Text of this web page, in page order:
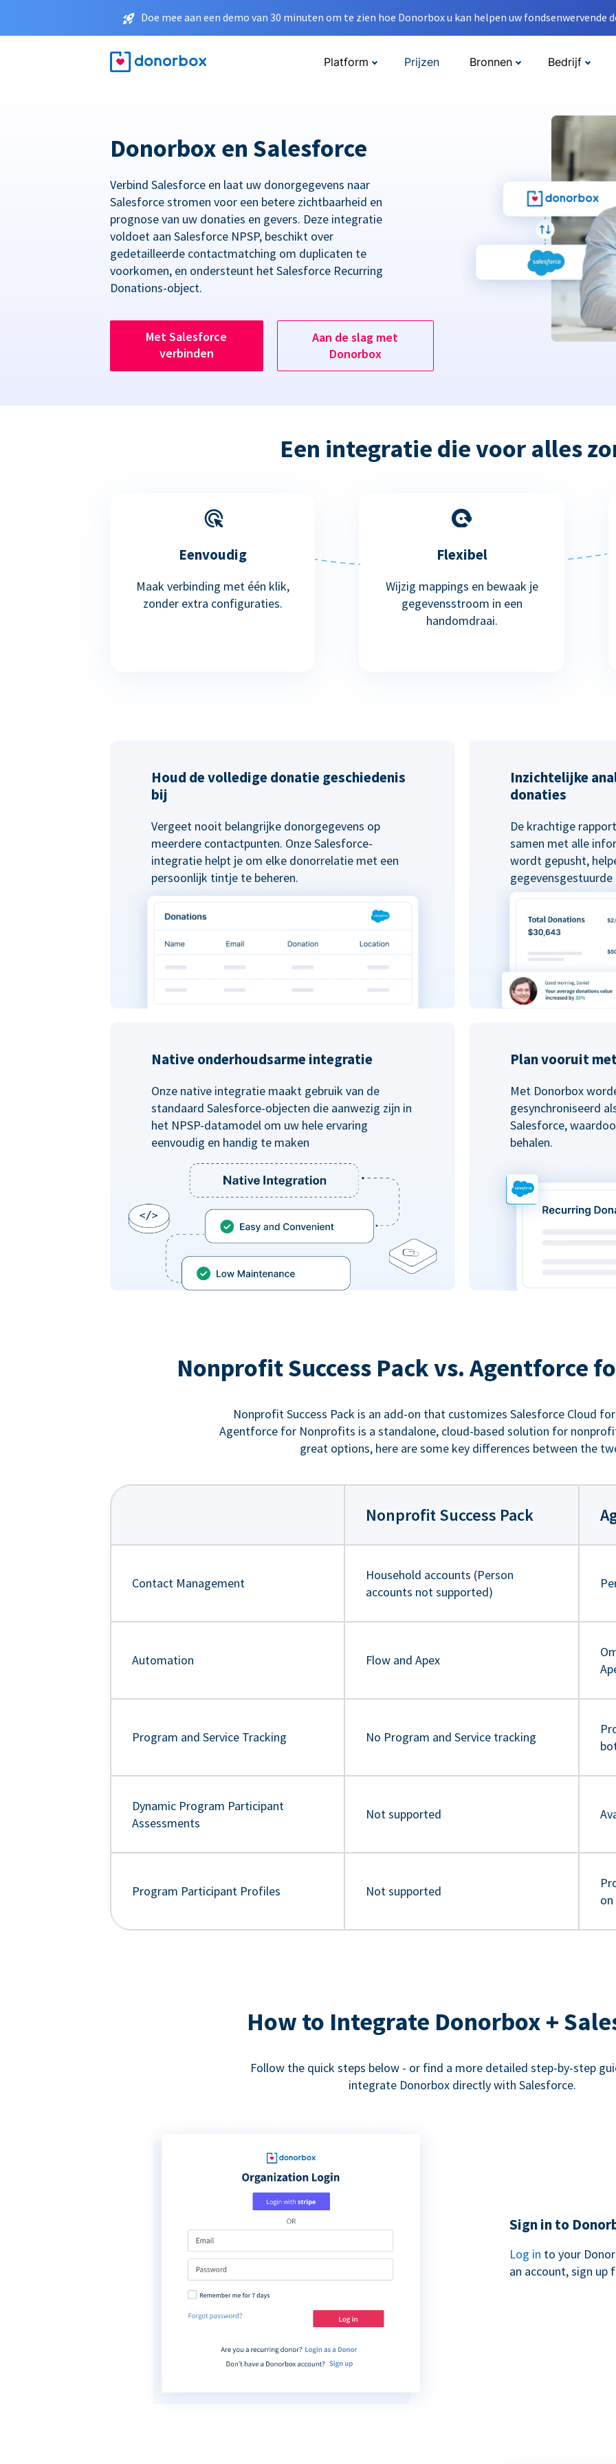
Doe mee aan een demo van 30 minuten om te zien hoe Donorbox u kan helpen uw fondsenwervende
Platform Prijzen Bronnen Bedrijf
Donorbox en Salesforce
Verbind Salesforce en laat uw donorgegevens naar
Salesforce stromen voor een betere zichtbaarheid en
prognose van uw donaties en gevers. Deze integratie
voldoet aan Salesforce NPSP, beschikt over
gedetailleerde contactmatching om duplicaten te
voorkomen, en ondersteunt het Salesforce Recurring
Donations-object.
Met Salesforce
verbinden
Aan de slag met
Donorbox
Een integratie die voor alles
Eenvoudig
Maak verbinding met één klik,
zonder extra configuraties.
Flexibel
Wijzig mappings en bewaak je
gegevensstroom in een
handomdraai.
Houd de volledige donatie geschiedenis
bij
Vergeet nooit belangrijke donorgegevens op
meerdere contactpunten. Onze Salesforce-
integratie helpt je om elke donorrelatie met een
persoonlijk tintje te beheren.
Inzichtelijke
donaties
De krachtige
samen met alle
wordt gepusht,
Native onderhoudsarme integratie
Onze native integratie maakt gebruik van de
standaard Salesforce-objecten die aanwezig zijn in
het NPSP-datamodel om uw hele ervaring
eenvoudig en handig te maken
Plan vooruit
Met Donorbox
gesynchroniseerd
Salesforce,
behalen.
Nonprofit Success Pack vs. Agentforce
Nonprofit Success Pack is an add-on that customizes Salesforce Cloud
Agentforce for Nonprofits is a standalone, cloud-based solution for
great options, here are some key differences between the
Nonprofit Success Pack
Contact Management
Household accounts (Person
accounts not supported)
Automation Flow and Apex
Program and Service Tracking No Program and Service tracking
Dynamic Program Participant
Assessments
Not supported
Program Participant Profiles Not supported
How to Integrate Donorbox +
Follow the quick steps below - or find a more detailed step-by-step
integrate Donorbox directly with Salesforce.
Sign in to
Log in to your
an account, sign up